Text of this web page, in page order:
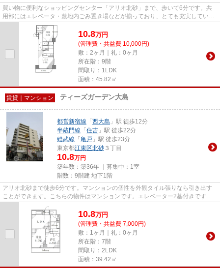
買い物に便利なショッピングセンター「アリオ北砂」まで、歩いて6分です。共
用部にはエレベータ・敷地内ごみ置き場などが揃っており、とても充実していま
す。電車移動の多い方に嬉しい...
10.8万円
(管理費・共益費 10,000円)
敷：2ヶ月｜礼：0ヶ月
所在階：9階
間取り：1LDK
面積：45.82㎡
賃貸｜マンション ティーズガーデン大島
都営新宿線 「 西大島 」駅 徒歩12分
半蔵門線 「 住吉 」駅 徒歩22分
総武線 「 亀戸 」駅 徒歩23分
東京都江東区北砂 ３丁目
10.8万円
築年数：築36年 ｜募集中： 1室
階数：9階建 地下1階
アリオ北砂まで徒歩6分です。マンションの個性を外観タイル張りなら引き出す
ことができます。こちらの物件はマンションです。エレベーター2基付きです。
江東区で新しい住環境をお探し...
10.8万円
(管理費・共益費 7,000円)
敷：1ヶ月｜礼：0ヶ月
所在階：7階
間取り：2LDK
面積：39.42㎡